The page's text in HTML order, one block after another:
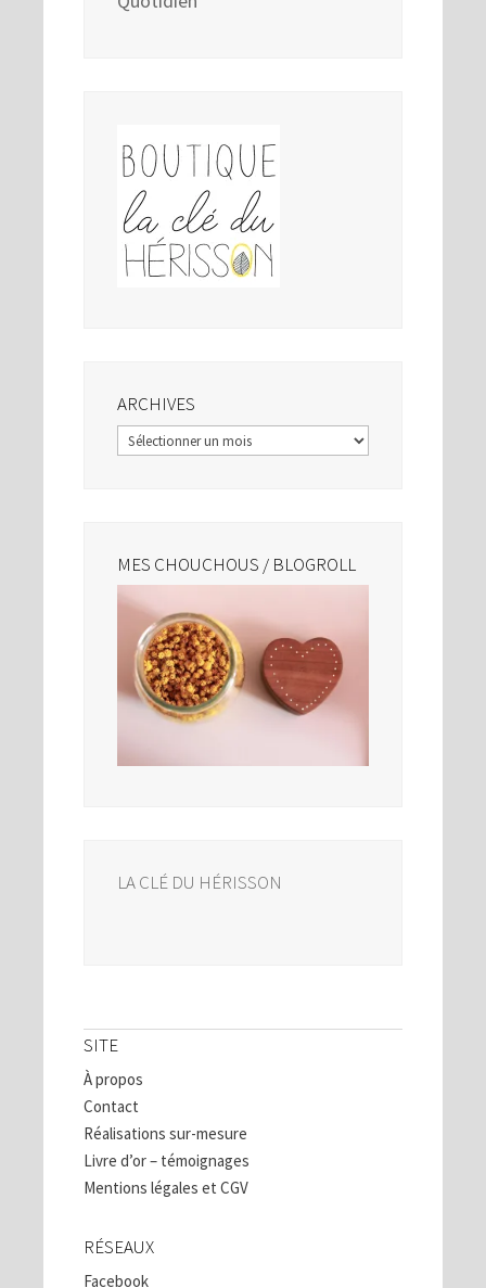
ARCHIVES
Archives
MES CHOUCHOUS / BLOGROLL
LA CLÉ DU HÉRISSON
SITE
À propos
Contact
Réalisations sur-mesure
Livre d’or – témoignages
Mentions légales et CGV
RÉSEAUX
Facebook